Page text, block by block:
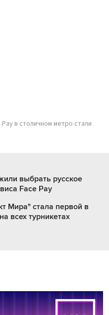
в столичном метро стали
выбрать русское
Face Pay
Мира" стала первой в
всех турникетах